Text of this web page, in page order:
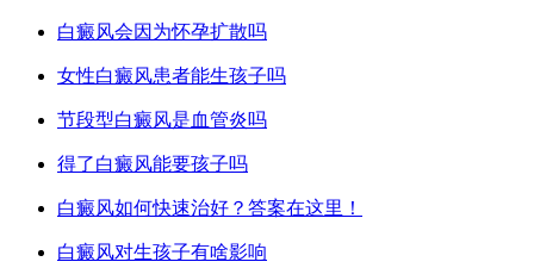
白癜风会因为怀孕扩散吗
女性白癜风患者能生孩子吗
节段型白癜风是血管炎吗
得了白癜风能要孩子吗
白癜风如何快速治好？答案在这里！
白癜风对生孩子有啥影响